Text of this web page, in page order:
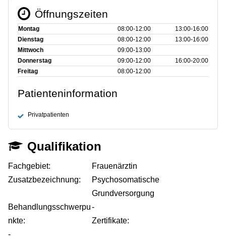
Öffnungszeiten
Montag 08:00‑12:00
13:00‑16:00
Dienstag
08:00‑12:00
13:00‑16:00
Mittwoch
09:00‑13:00
Donnerstag
09:00‑12:00
16:00‑20:00
Freitag
08:00‑12:00
Patienteninformation
Privatpatienten
Qualifikation
Fachgebiet:
Frauenärztin
Zusatzbezeichnung:
Psychosomatische
Grundversorgung
Behandlungsschwerpu
nkte:
-
Zertifikate:
-